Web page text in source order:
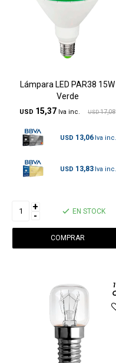
Lámpara LED PAR38 15W
Verde
USD 15,37 USD 17,08
USD 13,06
USD 13,83
+
- EN STOCK